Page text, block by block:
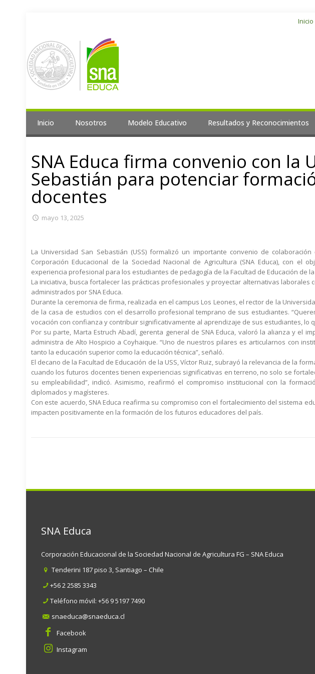
Inicio
Inicio Nosotros Modelo Educativo Resultados y Reconocimientos
SNA Educa firma convenio con la
Sebastián para potenciar
docentes
mayo 13, 2025
La Universidad San Sebastián (USS) formalizó un importante convenio de
Corporación Educacional de la Sociedad Nacional de Agricultura (SNA Educa), con el
experiencia profesional para los estudiantes de pedagogía de la Facultad de Educación de la
La iniciativa, busca fortalecer las prácticas profesionales y proyectar alternativas
administrados por SNA Educa.
Durante la ceremonia de firma, realizada en el campus Los Leones, el rector de la
de la casa de estudios con el desarrollo profesional temprano de sus estudiantes.
vocación con confianza y contribuir significativamente al aprendizaje de sus estudiantes, lo
Por su parte, Marta Estruch Abadí, gerenta general de SNA Educa, valoró la alianza y el
administra de Alto Hospicio a Coyhaique. “Uno de nuestros pilares es articularnos con
tanto la educación superior como la educación técnica”, señaló.
El decano de la Facultad de Educación de la USS, Víctor Ruiz, subrayó la relevancia de la
cuando los futuros docentes tienen experiencias significativas en terreno, no solo se
su empleabilidad”, indicó. Asimismo, reafirmó el compromiso institucional con la
diplomados y magísteres.
Con este acuerdo, SNA Educa reafirma su compromiso con el fortalecimiento del sistema
impacten positivamente en la formación de los futuros educadores del país.
SNA Educa
Corporación Educacional de la Sociedad Nacional de Agricultura FG – SNA Educa
Tenderini 187 piso 3, Santiago – Chile
+56 2 2585 3343
Teléfono móvil:+56 9 5197 7490
snaeduca@snaeduca.cl
Facebook
Instagram